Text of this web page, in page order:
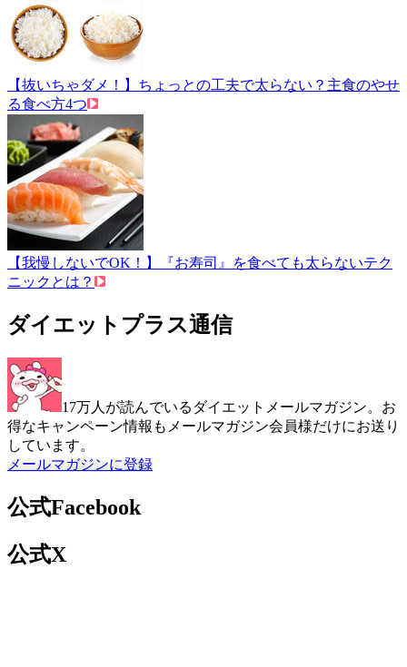
【抜いちゃダメ！】ちょっとの工夫で太らない？主食のやせ
る食べ方4つ
【我慢しないでOK！】『お寿司』を食べても太らないテク
ニックとは？
ダイエットプラス通信
17万人が読んでいるダイエットメールマガジン。お
得なキャンペーン情報もメールマガジン会員様だけにお送り
しています。
メールマガジンに登録
公式Facebook
公式X